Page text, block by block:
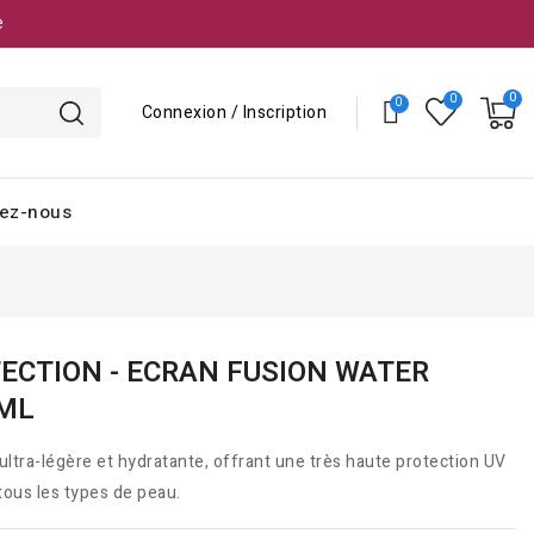
Connexion / Inscription
nous
- ECRAN FUSION WATER
légère et hydratante, offrant une très haute protection UV
les types de peau.